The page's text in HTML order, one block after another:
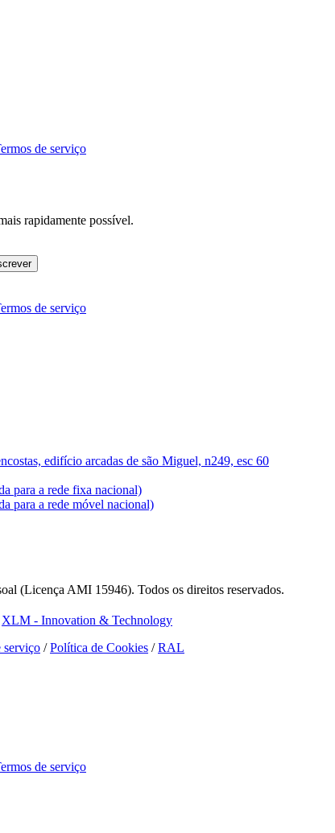
de serviço
rapidamente possível.
de serviço
edifício arcadas de são Miguel, n249, esc 60
para a rede fixa nacional)
para a rede móvel nacional)
(Licença AMI 15946). Todos os direitos reservados.
XLM - Innovation & Technology
serviço /Política de Cookies /RAL
de serviço